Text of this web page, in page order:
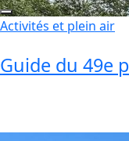
Activités et plein air
Guide du 49e